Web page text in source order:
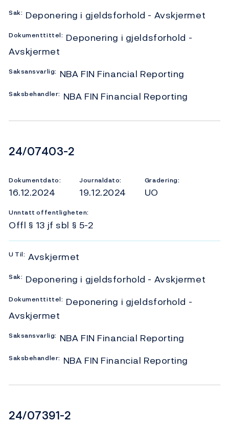
Sak: Deponering i gjeldsforhold - Avskjermet
Dokumenttittel: Deponering i gjeldsforhold -
Avskjermet
Saksansvarlig: NBA FIN Financial Reporting
Saksbehandler: NBA FIN Financial Reporting
Dokumentnummer
24/07403-2
Dokumentdato:
16.12.2024
Journaldato:
19.12.2024
Gradering:
UO
Unntatt offentligheten:
Offl § 13 jf sbl § 5-2
U Til: Avskjermet
Sak: Deponering i gjeldsforhold - Avskjermet
Dokumenttittel: Deponering i gjeldsforhold -
Avskjermet
Saksansvarlig: NBA FIN Financial Reporting
Saksbehandler: NBA FIN Financial Reporting
Dokumentnummer
24/07391-2